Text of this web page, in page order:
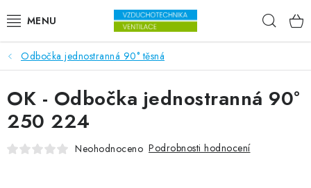
VENTILÁTORY
VZDUCHOTECHNIKA
REKUPERACE
Odbočka jednostranná 90° těsná
OK - Odbočka jednostranná 90°
250 224
Neohodnoceno Podrobnosti hodnocení